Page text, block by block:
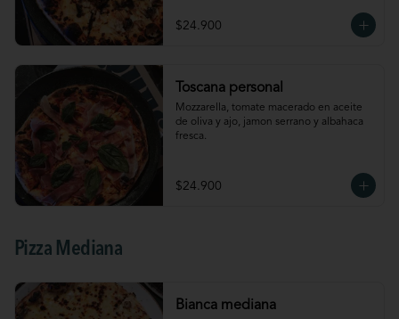
$24.900
Toscana personal
Mozzarella, tomate macerado en aceite
de oliva y ajo, jamon serrano y albahaca
fresca.
$24.900
Pizza Mediana
Bianca mediana